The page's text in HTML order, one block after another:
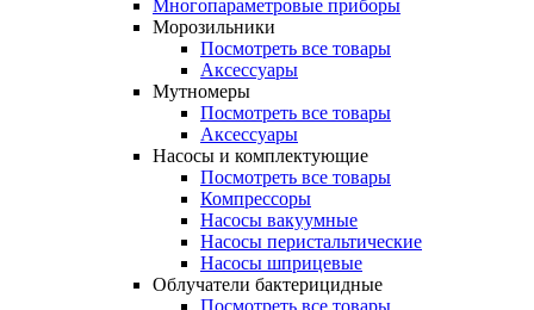
Многопараметровые приборы
Морозильники
Посмотреть все товары
Аксессуары
Мутномеры
Посмотреть все товары
Аксессуары
Насосы и комплектующие
Посмотреть все товары
Компрессоры
Насосы вакуумные
Насосы перистальтические
Насосы шприцевые
Облучатели бактерицидные
Посмотреть все товары